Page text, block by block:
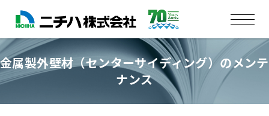
金属製外壁材（センターサイディング）のメンテ
ナンス